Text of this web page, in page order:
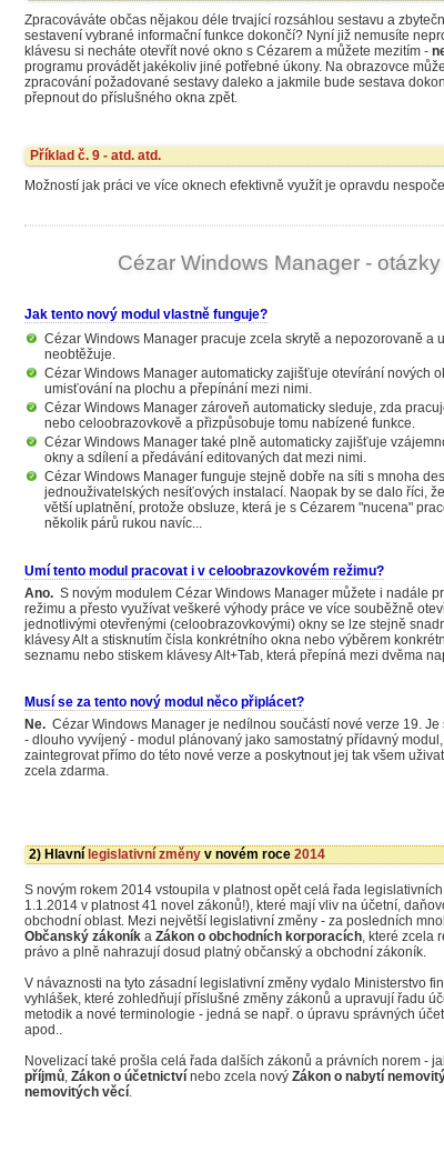
Zpracováváte občas nějakou déle trvající rozsáhlou sestavu a
sestavení vybrané informační funkce dokončí? Nyní již nemusíte
klávesu si necháte otevřít nové okno s Cézarem a můžete mezitím -
programu provádět jakékoliv jiné potřebné úkony. Na obrazovce
zpracování požadované sestavy daleko a jakmile bude sestava
přepnout do příslušného okna zpět.
Příklad č. 9 - atd. atd.
Možností jak práci ve více oknech efektivně využít je opravdu
Cézar Windows Manager -
Jak tento nový modul vlastně funguje?
Cézar Windows Manager pracuje zcela skrytě a nepozorovaně a
neobtěžuje.
Cézar Windows Manager automaticky zajišťuje otevírání nových
umisťování na plochu a přepínání mezi nimi.
Cézar Windows Manager zároveň automaticky sleduje, zda
nebo celoobrazovkově a přizpůsobuje tomu nabízené funkce.
Cézar Windows Manager také plně automaticky zajišťuje
okny a sdílení a předávání editovaných dat mezi nimi.
Cézar Windows Manager funguje stejně dobře na síti s mnoha
jednouživatelských nesíťových instalací. Naopak by se dalo říci,
větší uplatnění, protože obsluze, která je s Cézarem "nucena"
několik párů rukou navíc...
Umí tento modul pracovat i v celoobrazovkovém režimu?
Ano. S novým modulem Cézar Windows Manager můžete i nadále
režimu a přesto využívat veškeré výhody práce ve více souběžně
jednotlivými otevřenými (celoobrazovkovými) okny se lze stejně
klávesy Alt a stisknutím čísla konkrétního okna nebo výběrem
seznamu nebo stiskem klávesy Alt+Tab, která přepíná mezi dvěma
Musí se za tento nový modul něco připlácet?
Ne. Cézar Windows Manager je nedílnou součástí nové verze 19.
- dlouho vyvíjený - modul plánovaný jako samostatný přídavný
zaintegrovat přímo do této nové verze a poskytnout jej tak všem
zcela zdarma.
2) Hlavní legislativní změny v novém roce 2014
S novým rokem 2014 vstoupila v platnost opět celá řada
1.1.2014 v platnost 41 novel zákonů!), které mají vliv na účetní,
obchodní oblast. Mezi největší legislativní změny - za posledních
Občanský zákoník a Zákon o obchodních korporacích, které zcela
právo a plně nahrazují dosud platný občanský a obchodní zákoník.
V návaznosti na tyto zásadní legislativní změny vydalo Ministerstvo
vyhlášek, které zohledňují příslušné změny zákonů a upravují řadu
metodik a nové terminologie - jedná se např. o úpravu správných
apod..
Novelizací také prošla celá řada dalších zákonů a právních norem -
příjmů, Zákon o účetnictví nebo zcela nový Zákon o nabytí
nemovitých věcí.